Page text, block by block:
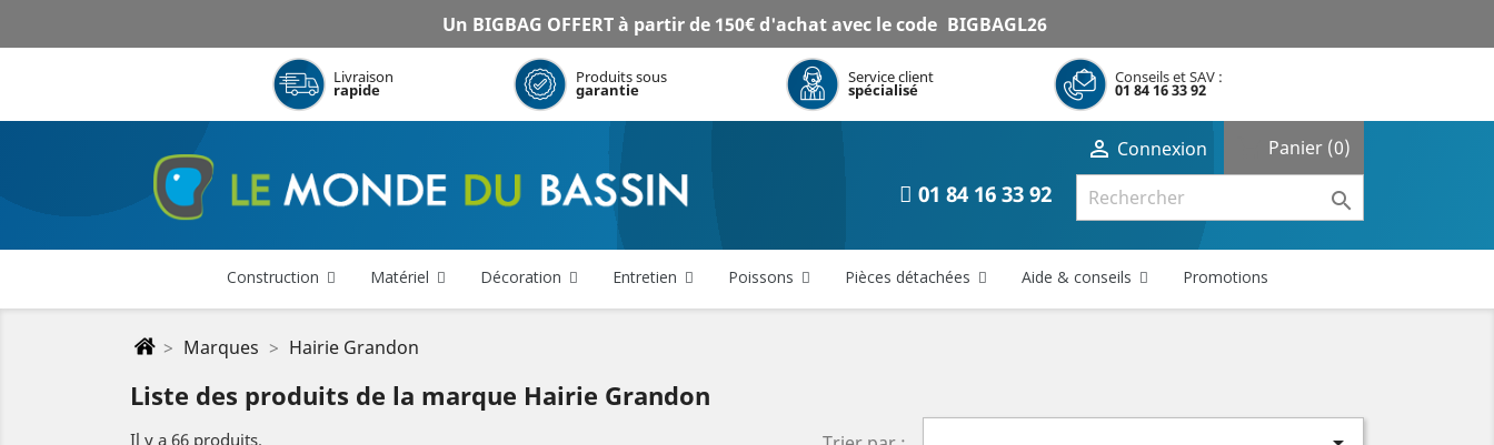
Un BIGBAG OFFERT à partir de 150€ d'achat avec le code BIGBAGL26
Livraison
rapide
Produits sous
garantie
Service client
spécialisé
Conseils et SAV :
01 84 16 33 92
 Connexion Panier (0)
01 84 16 33 92 
Construction Matériel Décoration Entretien Poissons Pièces détachées Aide & conseils Promotions
Marques Hairie Grandon
Liste des produits de la marque Hairie Grandon
Il y a 66 produits.